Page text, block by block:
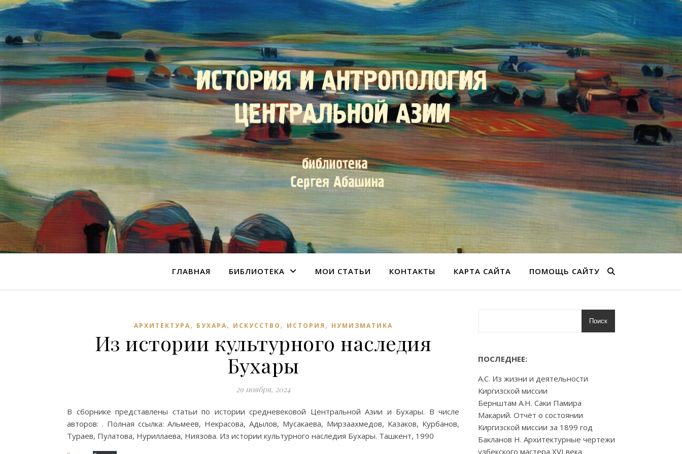
ГЛАВНАЯ БИБЛИОТЕКА МОИ СТАТЬИ КОНТАКТЫ КАРТА САЙТА ПОМОЩЬ САЙТУ
АРХИТЕКТУРА, БУХАРА, ИСКУССТВО , ИСТОРИЯ , НУМИЗМАТИКА
Из истории культурного наследия
Бухары
29 ноября, 2024
В сборнике представлены статьи по истории средневековой Центральной Азии и Бухары. В числе
авторов: . Полная ссылка: Альмеев, Некрасова, Адылов, Мусакаева, Мирзаахмедов, Казаков, Курбанов,
Тураев, Пулатова, Нуриллаева, Ниязова. Из истории культурного наследия Бухары. Ташкент, 1990
Поиск
ПОСЛЕДНЕЕ:
А.С. Из жизни и деятельности
Киргизской миссии
Бернштам А.Н. Саки Памира
Макарий. Отчёт о состоянии
Киргизской миссии за 1899 год
Бакланов Н. Архитектурные чертежи
узбекского мастера XVI века